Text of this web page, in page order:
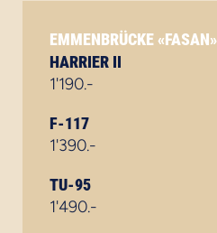
EMMENBRÜCKE «FASAN»
HARRIER II
1'190.-
F-117
1'390.-
TU-95
1'490.-